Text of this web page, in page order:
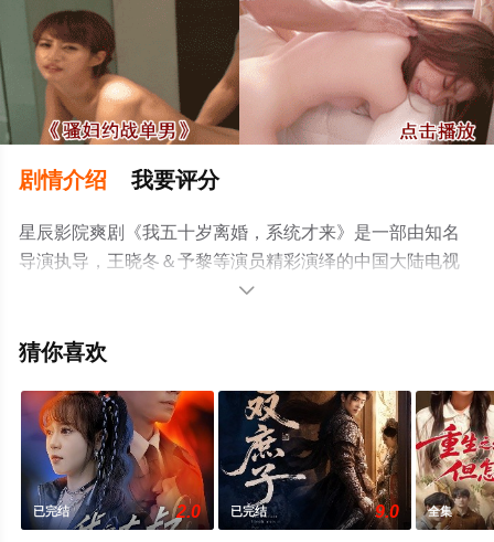
剧情介绍 我要评分
星辰影院爽剧《我五十岁离婚，系统才来》是一部由知名
导演执导，王晓冬＆予黎等演员精彩演绎的中国大陆电视
剧，大结局剧情已揭晓（全集），手机免费观看高清未删
至豆瓣电视剧、电视猫或剧情网等平台了解。

猜你喜欢
已完结 2.0 已完结 9.0 全集